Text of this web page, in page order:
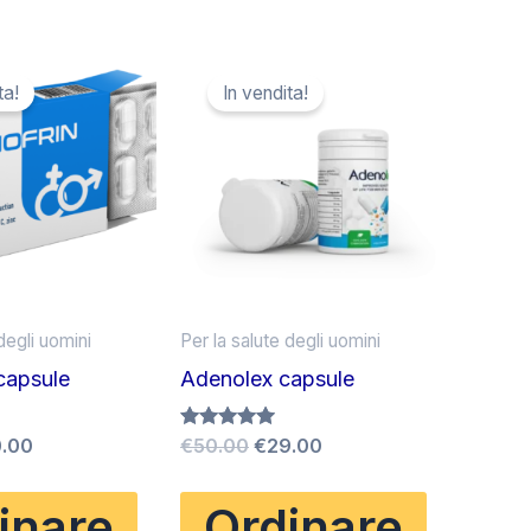
uomini
attuale
è:
In vendita!
Per la salute degli uomini
Adenolex capsule
Valutato
€50.00 Il
originale
era:
€29.00
attuale
è: